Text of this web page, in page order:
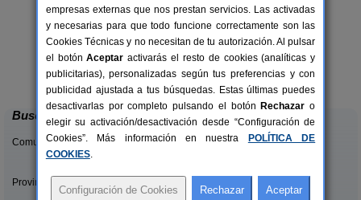
4+1 pers.
desde37 €
Casa Mirador Los Bravos
Aroche (Huelva)
Buscar
Comunidades:
Provincias/Islas:
empresas externas que nos prestan servicios. Las activadas
y necesarias para que todo funcione correctamente son las
Cookies Técnicas y no necesitan de tu autorización. Al pulsar
el botónAceptar activarás el resto de cookies (analíticas y
publicitarias), personalizadas según tus preferencias y con
publicidad ajustada a tus búsquedas. Estas últimas puedes
desactivarlas por completo pulsando el botón Rechazar o
elegir su activación/desactivación desde “Configuración de
Cookies”. Más información en nuestra
POLÍTICA DE
COOKIES.